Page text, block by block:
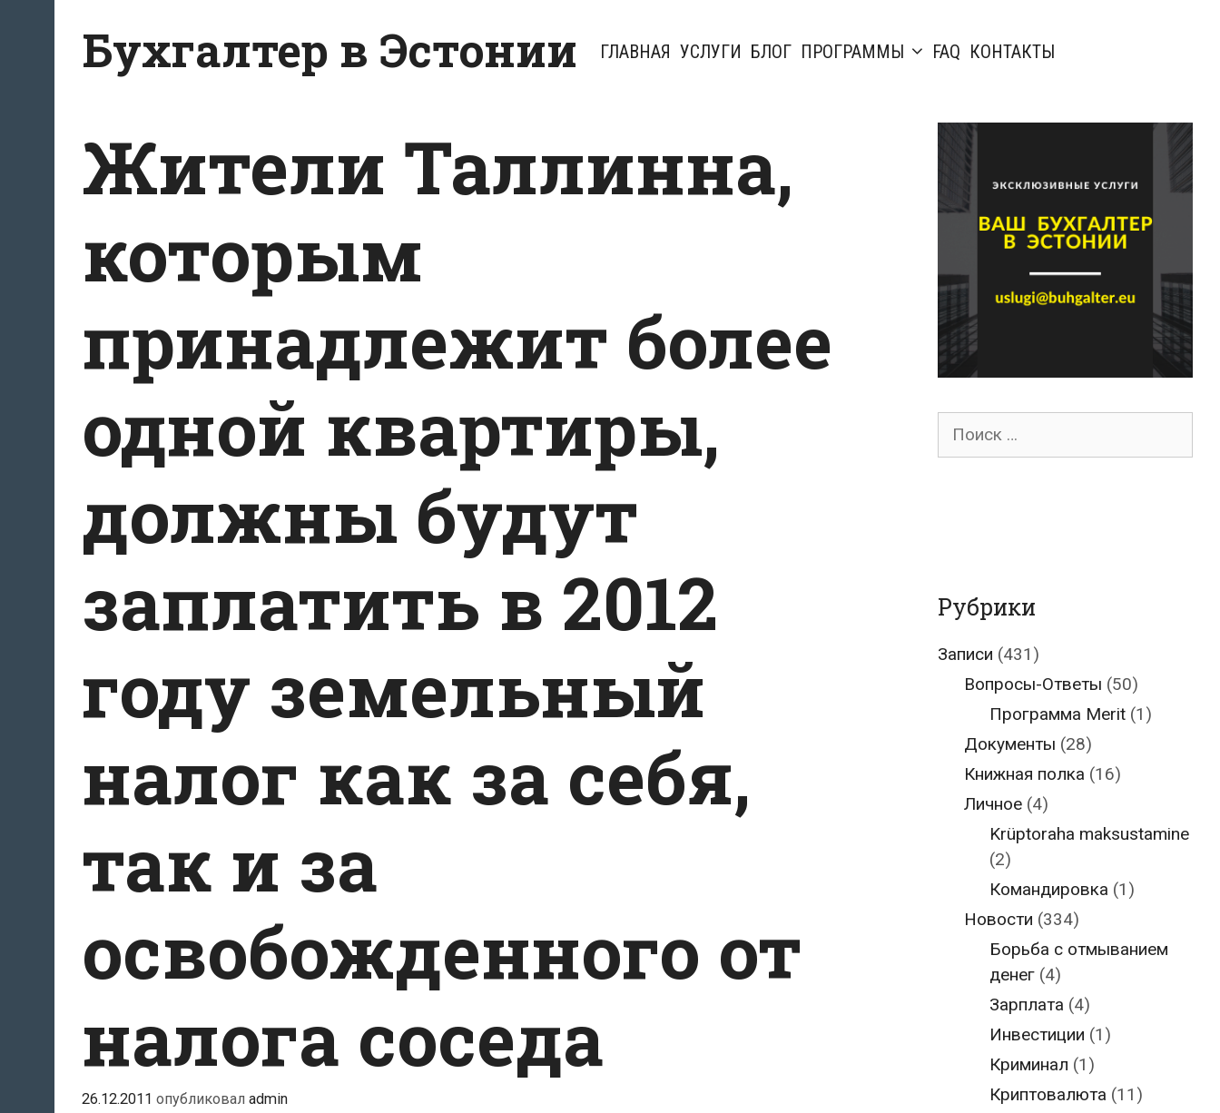
содержанию
Бухгалтер в Эстонии ГЛАВНАЯ УСЛУГИ БЛОГ ПРОГРАММЫ FAQ КОНТАКТЫ
Жители Таллинна,
которым
принадлежит более
одной квартиры,
должны будут
заплатить в 2012
году земельный
налог как за себя,
так и за
освобожденного от
налога соседа
26.12.2011 опубликовал admin
Поиск
Рубрики
Записи (431)
Вопросы-Ответы (50)
Программа Merit (1)
Документы (28)
Книжная полка (16)
Личное(4)
Krüptoraha maksustamine
(2)
Командировка (1)
Новости (334)
Борьба с отмыванием
денег (4)
Зарплата (4)
Инвестиции (1)
Криминал (1)
Криптовалюта (11)